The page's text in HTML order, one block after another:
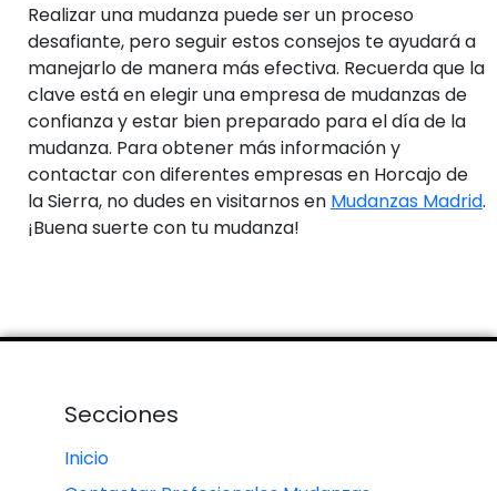
Realizar una mudanza puede ser un proceso
desafiante, pero seguir estos consejos te ayudará a
manejarlo de manera más efectiva. Recuerda que la
clave está en elegir una empresa de mudanzas de
confianza y estar bien preparado para el día de la
mudanza. Para obtener más información y
contactar con diferentes empresas en Horcajo de
la Sierra, no dudes en visitarnos en Mudanzas Madrid.
¡Buena suerte con tu mudanza!
Secciones
Inicio